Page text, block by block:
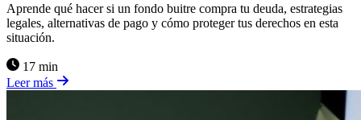
Aprende qué hacer si un fondo buitre compra tu deuda, estrategias
legales, alternativas de pago y cómo proteger tus derechos en esta
situación.
17 min
Leer más